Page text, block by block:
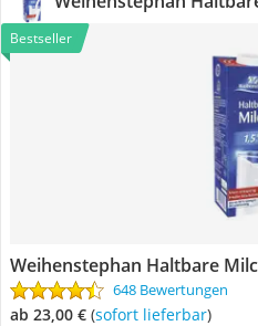
Bestseller
Weihenstephan Haltbare
648 Bewertungen
ab 23,00 € ( Sofort lieferbar)